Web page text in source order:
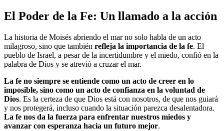
El Poder de la Fe: Un llamado a la acción
La historia de Moisés abriendo el mar no solo habla de un acto
milagroso, sino que también refleja la importancia de la fe. El
pueblo de Israel, a pesar de la incertidumbre y el miedo, confió en la
palabra de Dios y se atrevió a cruzar el mar.
La fe no siempre se entiende como un acto de creer en lo
imposible, sino como un acto de confianza en la voluntad de
Dios. Es la certeza de que Dios está con nosotros, de que nos guiará
y nos protegerá, incluso cuando la situación parezca desalentadora.
La fe nos da la fuerza para enfrentar nuestros miedos y
avanzar con esperanza hacia un futuro mejor.